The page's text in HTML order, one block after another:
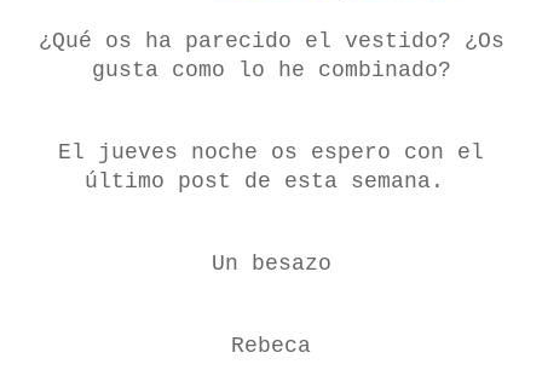
¿Qué os ha parecido el vestido? ¿Os
gusta como lo he combinado?
El jueves noche os espero con el
último post de esta semana.
Un besazo
Rebeca